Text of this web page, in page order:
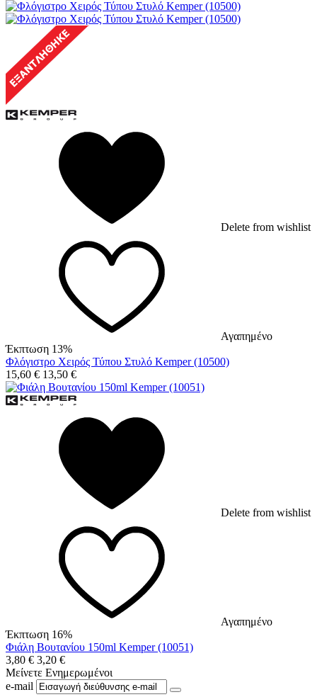
Delete from wishlist
Αγαπημένο
Έκπτωση 13%
Φλόγιστρο Χειρός Τύπου Στυλό Kemper (10500)
15,60 € 13,50 €
Delete from wishlist
Αγαπημένο
Έκπτωση 16%
Φιάλη Βουτανίου 150ml Kemper (10051)
3,80 € 3,20 €
Μείνετε Ενημερωμένοι
e-mail